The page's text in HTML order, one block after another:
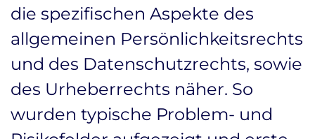
die spezifischen Aspekte des
allgemeinen Persönlichkeitsrechts
und des Datenschutzrechts, sowie
des Urheberrechts näher. So
wurden typische Problem- und